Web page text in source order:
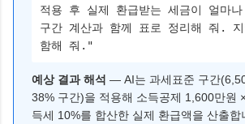
적용 후 실제 환급받는 세금이 얼마
구간 계산과 함께 표로 정리해 줘. 지
함해 줘."
예상 결과 해석 — AI는 과세표준 구간
38% 구간)을 적용해 소득공제 1,600만원
득세 10%를 합산한 실제 환급액을 산출합